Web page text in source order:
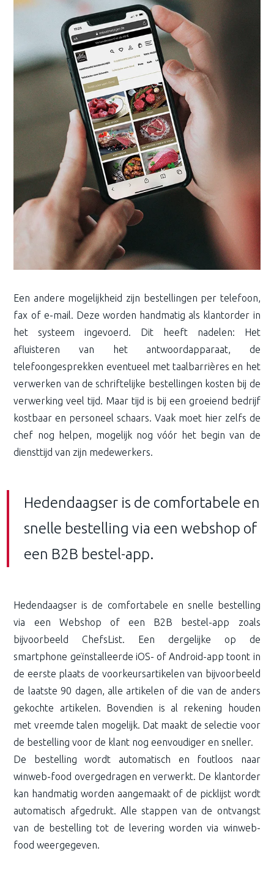
Een andere mogelijkheid zijn bestellingen per telefoon,
fax of e-mail. Deze worden handmatig als klantorder in
het systeem ingevoerd. Dit heeft nadelen: Het
afluisteren van het antwoordapparaat, de
telefoongesprekken eventueel met taalbarrières en het
verwerken van de schriftelijke bestellingen kosten bij de
verwerking veel tijd. Maar tijd is bij een groeiend bedrijf
kostbaar en personeel schaars. Vaak moet hier zelfs de
chef nog helpen, mogelijk nog vóór het begin van de
diensttijd van zijn medewerkers.
Hedendaagser is de comfortabele en
snelle bestelling via een webshop of
een B2B bestel-app.
Hedendaagser is de comfortabele en snelle bestelling
via een Webshop of een B2B bestel-app zoals
bijvoorbeeld ChefsList. Een dergelijke op de
smartphone geïnstalleerde iOS- of Android-app toont in
de eerste plaats de voorkeursartikelen van bijvoorbeeld
de laatste 90 dagen, alle artikelen of die van de anders
gekochte artikelen. Bovendien is al rekening houden
met vreemde talen mogelijk. Dat maakt de selectie voor
de bestelling voor de klant nog eenvoudiger en sneller.
De bestelling wordt automatisch en foutloos naar
winweb-food overgedragen en verwerkt. De klantorder
kan handmatig worden aangemaakt of de picklijst wordt
automatisch afgedrukt. Alle stappen van de ontvangst
van de bestelling tot de levering worden via winweb-
food weergegeven.